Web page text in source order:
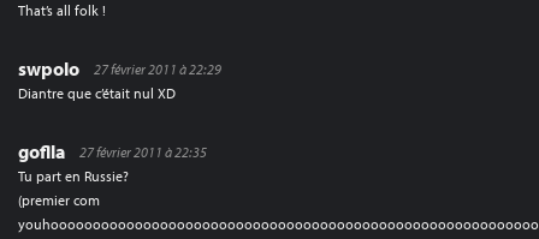
That’s all folk !
swpolo
27 février 2011 à 22:29
Diantre que c’était nul XD
goflla
27 février 2011 à 22:35
Tu part en Russie?
(premier com